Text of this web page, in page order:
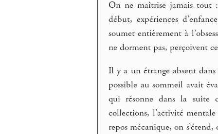
On ne maîtrise jamais tout
début, expériences
soumet entièrement à
ne dorment pas, perçoivent
Il y a un étrange absent
possible au sommeil avait
qui résonne dans la suite
collections, l’activité
repos mécanique, on